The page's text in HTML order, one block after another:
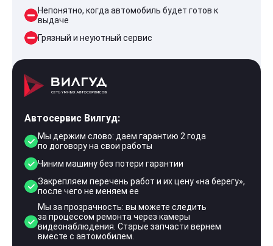
Непонятно, когда автомобиль будет готов к
выдаче
Грязный и неуютный сервис
Автосервис Вилгуд:
Мы держим слово: даем гарантию 2 года
по договору на свои работы
Чиним машину без потери гарантии
Закрепляем перечень работ и их цену «на берегу»,
после чего не меняем ее
Мы за прозрачность: вы можете следить
за процессом ремонта через камеры
видеонаблюдения. Старые запчасти вернем
вместе с автомобилем.